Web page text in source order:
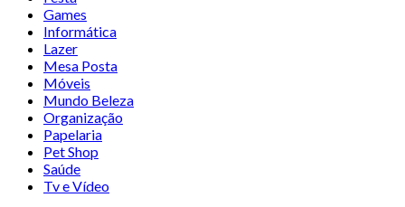
Games
Informática
Lazer
Mesa Posta
Móveis
Mundo Beleza
Organização
Papelaria
Pet Shop
Saúde
Tv e Vídeo